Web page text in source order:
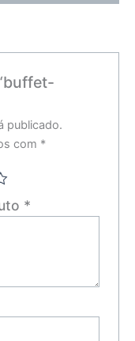
publicado.
com *
*